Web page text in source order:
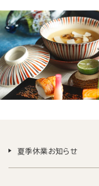
夏季休業お知らせ